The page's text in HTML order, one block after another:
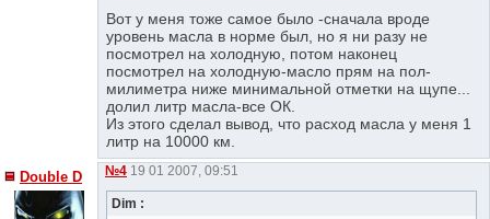
Вот у меня тоже самое было -сначала вроде
уровень масла в норме был, но я ни разу не
посмотрел на холодную, потом наконец
посмотрел на холодную-масло прям на пол-
милиметра ниже минимальной отметки на щупе...
долил литр масла-все ОК.
Из этого сделал вывод, что расход масла у меня 1
литр на 10000 км.
Double D №4 19 01 2007, 09:51
Dim :